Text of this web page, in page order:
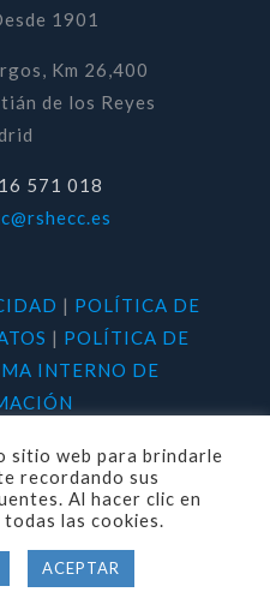
1901
Km 26,400
de los Reyes
571 018
| POLÍTICA DE
| POLÍTICA DE
INTERNO DE
los derechos
sitio web para brindarle
recordando sus
Al hacer clic en
las cookies.
ACEPTAR